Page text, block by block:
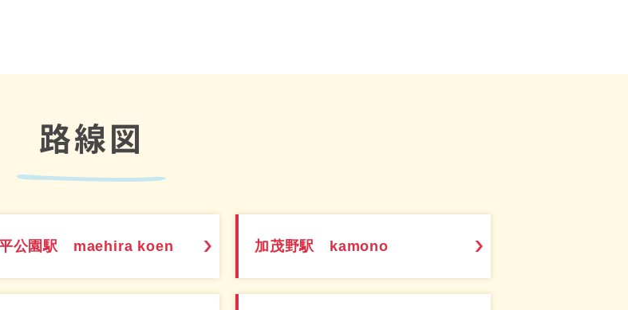
路線図
公園駅 maehira koen 加茂野駅 kamono